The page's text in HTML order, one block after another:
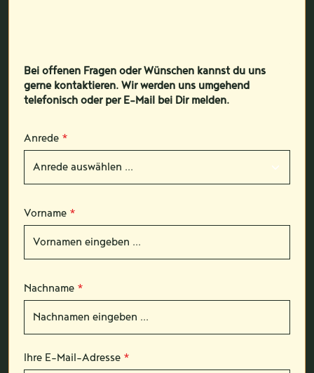
Bei offenen Fragen oder Wünschen kannst du uns
gerne kontaktieren. Wir werden uns umgehend
telefonisch oder per E-Mail bei Dir melden.
Anrede *
Vorname *
Nachname *
Ihre E-Mail-Adresse *